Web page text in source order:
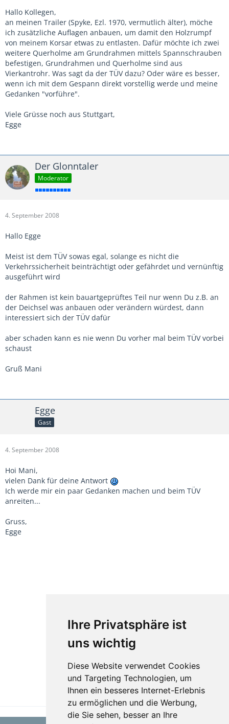
Ihre Privatsphäre ist
uns wichtig
Diese Website verwendet Cookies
und Targeting Technologien, um
Ihnen ein besseres Internet-Erlebnis
zu ermöglichen und die Werbung,
die Sie sehen, besser an Ihre
Hallo Kollegen,
an meinen Trailer (Spyke, Ezl. 1970, vermutlich älter), möche
ich zusätzliche Auflagen anbauen, um damit den Holzrumpf
von meinem Korsar etwas zu entlasten. Dafür möchte ich zwei
weitere Querholme am Grundrahmen mittels Spannschrauben
befestigen, Grundrahmen und Querholme sind aus
Vierkantrohr. Was sagt da der TÜV dazu? Oder wäre es besser,
wenn ich mit dem Gespann direkt vorstellig werde und meine
Gedanken "vorführe".
Viele Grüsse noch aus Stuttgart,
Egge
Der Glonntaler
Moderator
4. September 2008
Hallo Egge
Meist ist dem TÜV sowas egal, solange es nicht die
Verkehrssicherheit beinträchtigt oder gefährdet und vernünftig
ausgeführt wird
der Rahmen ist kein bauartgeprüftes Teil nur wenn Du z.B. an
der Deichsel was anbauen oder verändern würdest, dann
interessiert sich der TÜV dafür
aber schaden kann es nie wenn Du vorher mal beim TÜV vorbei
schaust
Gruß Mani
Egge
Gast
4. September 2008
Hoi Mani,
vielen Dank für deine Antwort
Ich werde mir ein paar Gedanken machen und beim TÜV
anreiten...
Gruss,
Egge